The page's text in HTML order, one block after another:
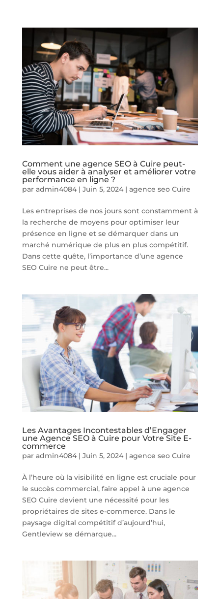
Comment une agence SEO à Cuire peut-
elle vous aider à analyser et améliorer votre
performance en ligne ?
par admin4084| Juin 5, 2024| agence seo Cuire
Les entreprises de nos jours sont constamment à
la recherche de moyens pour optimiser leur
présence en ligne et se démarquer dans un
marché numérique de plus en plus compétitif.
Dans cette quête, l’importance d’une agence
SEO Cuire ne peut être...
Les Avantages Incontestables d’Engager
une Agence SEO à Cuire pour Votre Site E-
commerce
par admin4084| Juin 5, 2024| agence seo Cuire
À l’heure où la visibilité en ligne est cruciale pour
le succès commercial, faire appel à une agence
SEO Cuire devient une nécessité pour les
propriétaires de sites e-commerce. Dans le
paysage digital compétitif d’aujourd’hui,
Gentleview se démarque...